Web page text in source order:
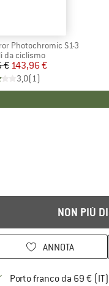
Photochromic S1-3
di prodotti
da ciclismo
Prezzo
€ Prezzo ridotto
143,96 €
3,0(1)
NON PIÙ
ANNOTA
Porto franco da 69 € (IT)